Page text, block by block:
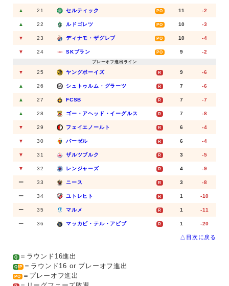
▲ 21 セルティック PO 11 -2
▲ 22 ルドゴレツ PO 10 -3
▼ 23 ディナモ・ザグレブ PO 10 -4
▼ 24 SKブラン PO 9 -2
プレーオフ進出ライン
▼ 25 ヤングボーイズ R 9 -6
▲ 26 シュトゥルム・グラーツ R 7 -6
▲ 27 FCSB R 7 -7
▲ 28 ゴー・アヘッド・イーグルス R 7 -8
▼ 29 フェイエノールト R 6 -4
▼ 30 バーゼル R 6 -4
▼ 31 ザルツブルク R 3 -5
▼ 32 レンジャーズ R 4 -9
ー 33 ニース R 3 -8
ー 34 ユトレヒト R 1 -10
ー 35 マルメ R 1 -11
ー 36 マッカビ・テル・アビブ R 1 -20
△目次に戻る
Q ＝ラウンド16進出
Q/P ＝ラウンド16 or プレーオフ進出
PO ＝プレーオフ進出